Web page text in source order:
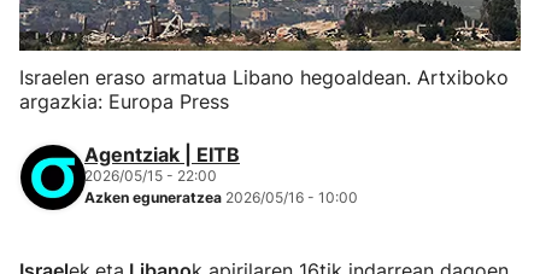
Israelen eraso armatua Libano hegoaldean. Artxiboko
argazkia: Europa Press
Agentziak | EITB
2026/05/15 - 22:00
Azken eguneratzea 2026/05/16 - 10:00